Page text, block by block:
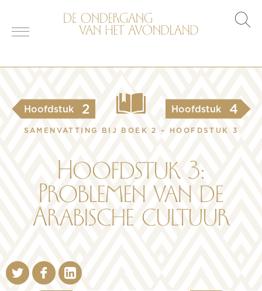
Hoofdstuk 2 Hoofdstuk 4
SAMENVATTING BIJ BOEK 2 – HOOFDSTUK 3
Hoofdstuk 3:
Problemen van de
Arabische cultuur